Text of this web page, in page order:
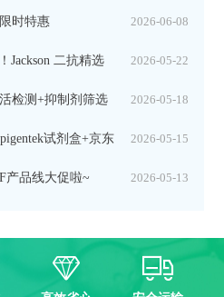
2026-06-08
时特惠
2026-05-22
Jackson 二抗精选
2026-05-18
检测+抑制剂筛选
2026-05-15
试剂盒+京东
2026-05-13
产品线大促啦~